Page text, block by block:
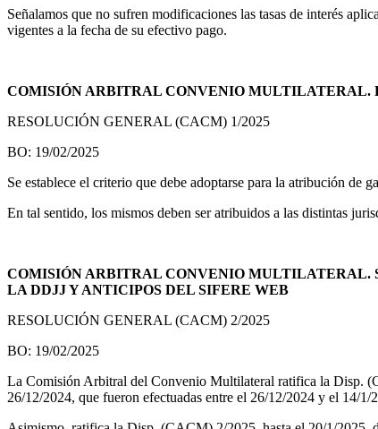
Señalamos que no sufren modificaciones las tasas de interés
vigentes a la fecha de su efectivo pago.
COMISIÓN ARBITRAL CONVENIO MULTILATERAL.
RESOLUCIÓN GENERAL (CACM) 1/2025
BO: 19/02/2025
Se establece el criterio que debe adoptarse para la atribución de
En tal sentido, los mismos deben ser atribuidos a las distintas
COMISIÓN ARBITRAL CONVENIO MULTILATERAL.
LA DDJJ Y ANTICIPOS DEL SIFERE WEB
RESOLUCIÓN GENERAL (CACM) 2/2025
BO: 19/02/2025
La Comisión Arbitral del Convenio Multilateral ratifica la Disp.
26/12/2024, que fueron efectuadas entre el 26/12/2024 y el 14/1/